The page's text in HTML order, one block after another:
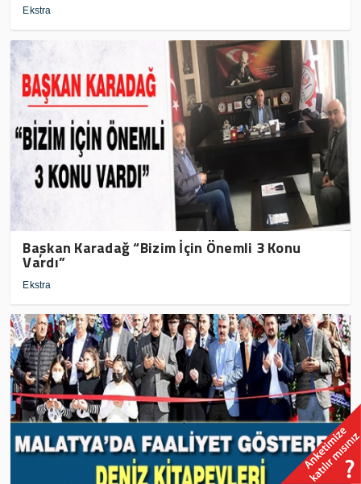
Ekstra
Başkan Karadağ “Bizim İçin Önemli 3 Konu
Vardı”
Ekstra